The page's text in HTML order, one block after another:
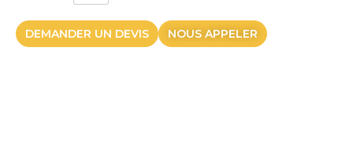
DEMANDER UN DEVIS NOUS APPELER